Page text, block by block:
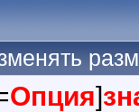
Опция]